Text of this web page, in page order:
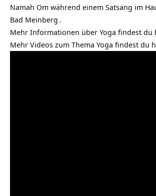
Namah Om während einem Satsang im
Bad Meinberg .
Mehr Informationen über Yoga findest du
Mehr Videos zum Thema Yoga findest du